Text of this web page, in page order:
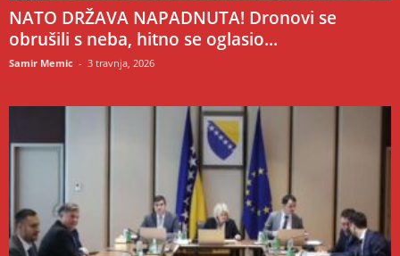
NATO DRŽAVA NAPADNUTA! Dronovi se
obrušili s neba, hitno se oglasio...
Samir Memic - 3 travnja, 2026